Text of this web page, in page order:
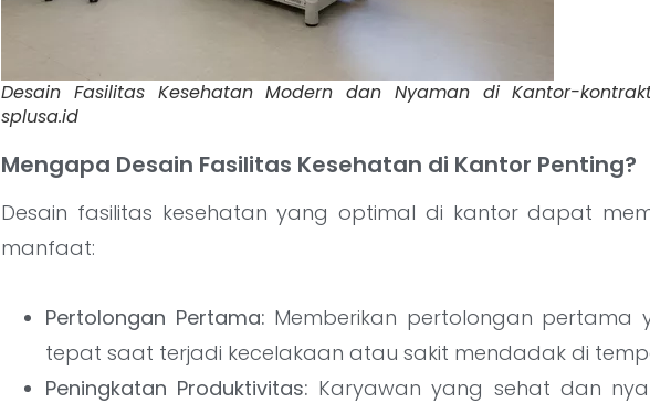
Desain Fasilitas Kesehatan Modern dan Nyaman di Kantor-
splusa.id
Mengapa Desain Fasilitas Kesehatan di Kantor Penting?
Desain fasilitas kesehatan yang optimal di kantor dapat
manfaat:
Pertolongan Pertama: Memberikan pertolongan pertama
tepat saat terjadi kecelakaan atau sakit mendadak di
Peningkatan Produktivitas: Karyawan yang sehat dan